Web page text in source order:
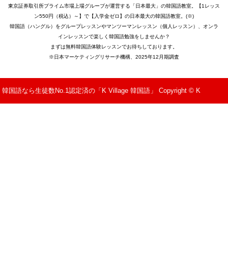
東京証券取引所プライム市場上場グループが運営する「日本最大」の韓国語教室。【1レッス
ン550円（税込）～】で【入学金ゼロ】の日本最大の韓国語教室。(※)
韓国語（ハングル）をグループレッスンやマンツーマンレッスン（個人レッスン）、オンラ
インレッスンで楽しく韓国語勉強をしませんか？
まずは無料韓国語体験レッスンでお待ちしております。
※日本マーケティングリサーチ機構、2025年12月期調査
韓国語なら生徒数No.1認定済の「K Village 韓国語」 Copyright © K